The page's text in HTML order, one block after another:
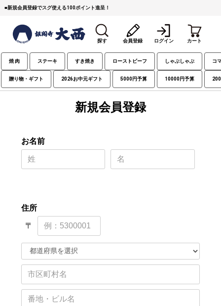
■新規会員登録でスグ使える100ポイント進呈！
探す
しゃぶしゃぶ コマ切れミンチ
タレ類
サステナブル・和牛
（熟）
千代幻豚 贈り物・ギフト
会員登録 ログイン カート
焼 肉 ステーキ すき焼き ローストビーフ しゃぶしゃぶ コ
贈り物・ギフト 2026お中元ギフト 5000円予算 10000円予算
新規会員登録
お名前
住所
〒